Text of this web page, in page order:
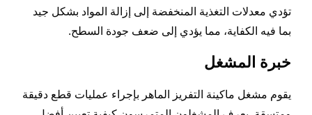
تؤدي معدلات التغذية المنخفضة إلى إزالة المواد بشكل جيد
بما فيه الكفاية، مما يؤدي إلى ضعف جودة السطح.
خبرة المشغل
يقوم مشغل ماكينة التفريز الماهر بإجراء عمليات قطع دقيقة